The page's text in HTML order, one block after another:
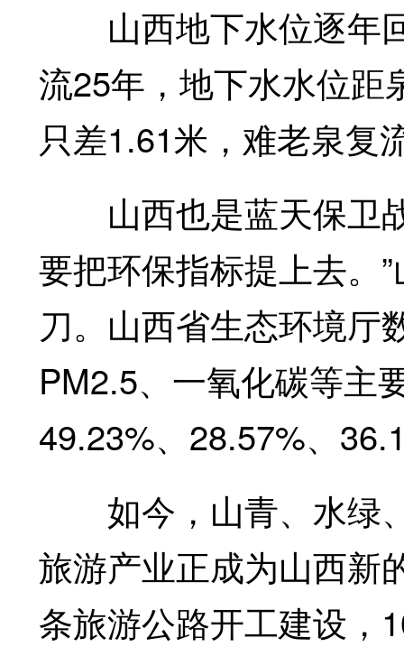
山西地下水位逐年回
流25年，地下水水位距
只差1.61米，难老泉复
山西也是蓝天保卫战
要把环保指标提上去。
刀。山西省生态环境厅
PM2.5、一氧化碳等主
49.23%、28.57%、
如今，山青、水绿
旅游产业正成为山西新
条旅游公路开工建设，